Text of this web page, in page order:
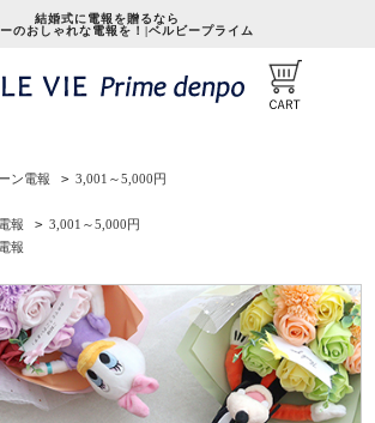
結婚式に電報を贈るなら
のおしゃれな電報を！|ベルビープライム
ン電報 > 3,001～5,000円
報 > 3,001～5,000円
報